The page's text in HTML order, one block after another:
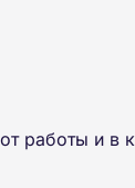
работы и